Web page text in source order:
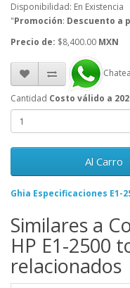
Disponibilidad: En Existencia
"Promoción: Descuento a
Precio de: $8,400.00 MXN
Cantidad Costo válido a
Al Carro
Ghia Especificaciones E1-
Similares a
HP E1-2500
relacionados